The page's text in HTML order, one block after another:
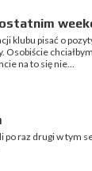
klubu pisać o
na to się nie...
raz drugi w tym